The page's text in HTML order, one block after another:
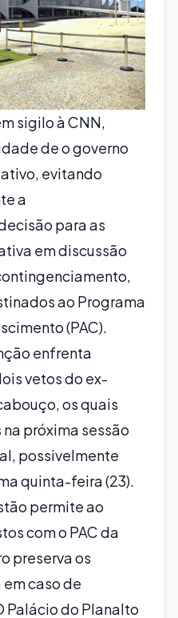
sigilo à CNN,
de o governo
evitando
a
para as
em discussão
ao Programa
(PAC).
enfrenta
vetos do ex-
os quais
próxima sessão
possivelmente
quinta-feira (23).
permite ao
com o PAC da
preserva os
caso de
Palácio do Planalto